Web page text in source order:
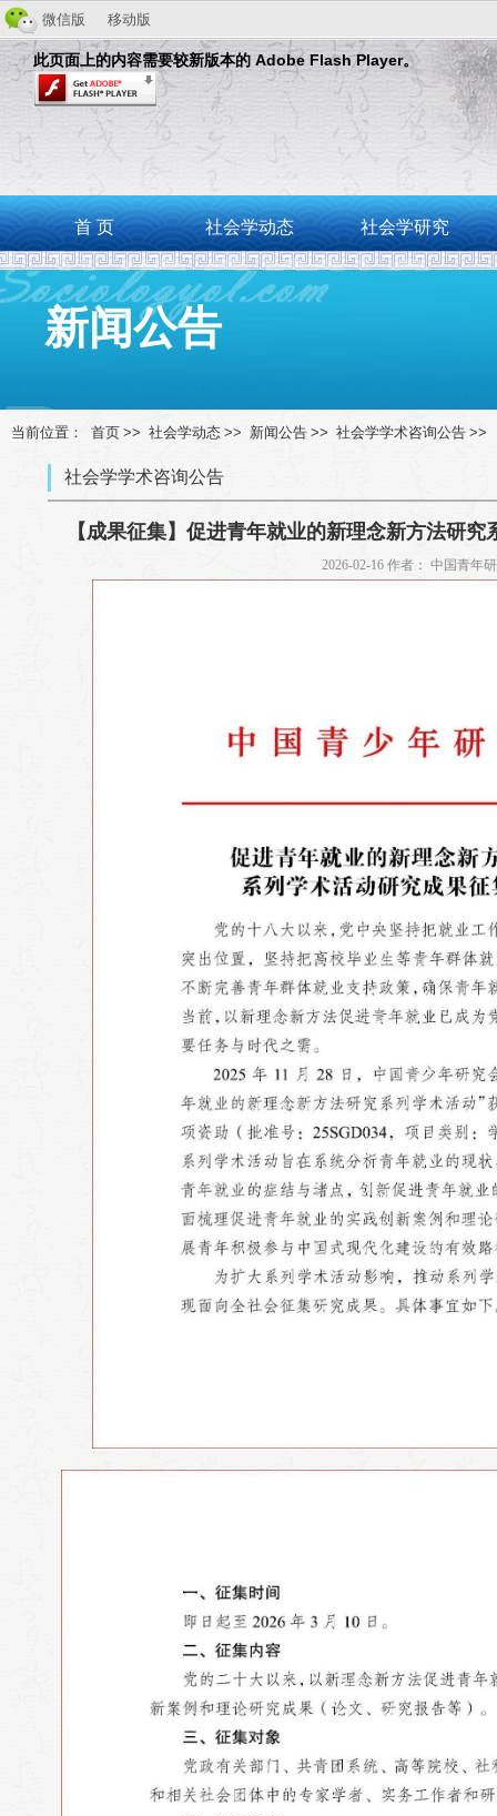
微信版 移动版
此页面上的内容需要较新版本的 Adobe Flash Player。
首 页 社会学动态 社会学研究
新闻公告
当前位置： 首页 >> 社会学动态 >> 新闻公告 >> 社会学学术咨询公告 >>
社会学学术咨询公告
【成果征集】促进青年就业的新理念新方法研
2026-02-16 作者： 中国青年